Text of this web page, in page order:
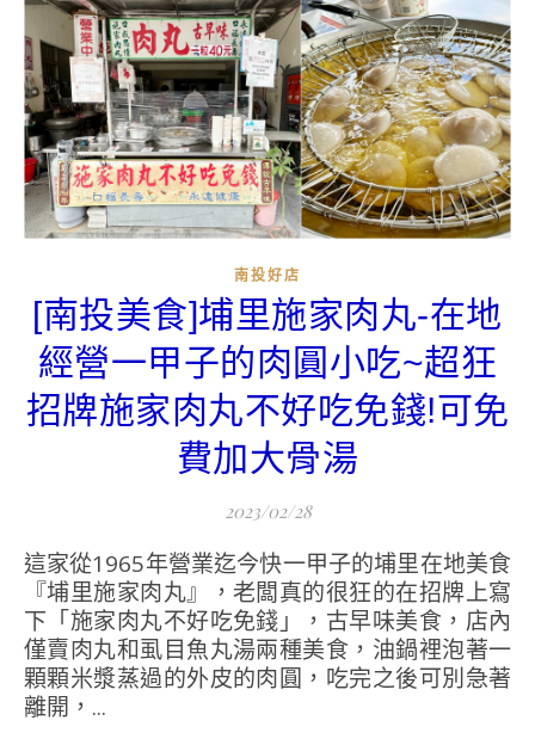
南投好店
[南投美食]埔里施家肉丸-在地
經營一甲子的肉圓小吃~超狂
招牌施家肉丸不好吃免錢!可免
費加大骨湯
2023/02/28
這家從1965年營業迄今快一甲子的埔里在地美食
『埔里施家肉丸』，老闆真的很狂的在招牌上寫
下「施家肉丸不好吃免錢」，古早味美食，店內
僅賣肉丸和虱目魚丸湯兩種美食，油鍋裡泡著一
顆顆米漿蒸過的外皮的肉圓，吃完之後可別急著
離開，...